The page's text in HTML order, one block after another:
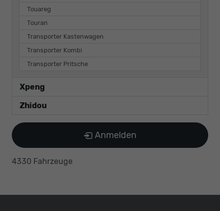
Touareg
Touran
Transporter Kastenwagen
Transporter Kombi
Transporter Pritsche
Xpeng
Zhidou
Anmelden
4330 Fahrzeuge